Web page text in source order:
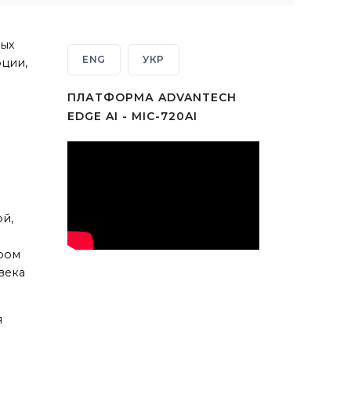
ENG УКР
ПЛАТФОРМА ADVANTECH
EDGE AI - MIC-720AI